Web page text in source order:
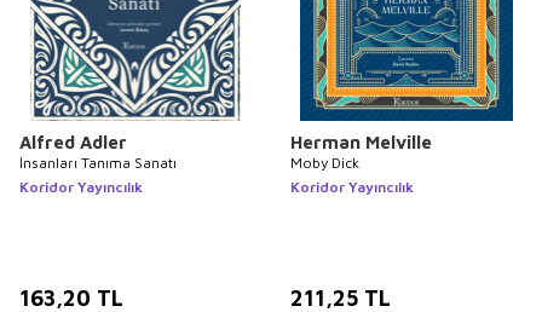
Alfred Adler
İnsanları Tanıma Sanatı
Koridor Yayıncılık
163,20 TL
Herman Melville
Moby Dick
Koridor Yayıncılık
211,25 TL